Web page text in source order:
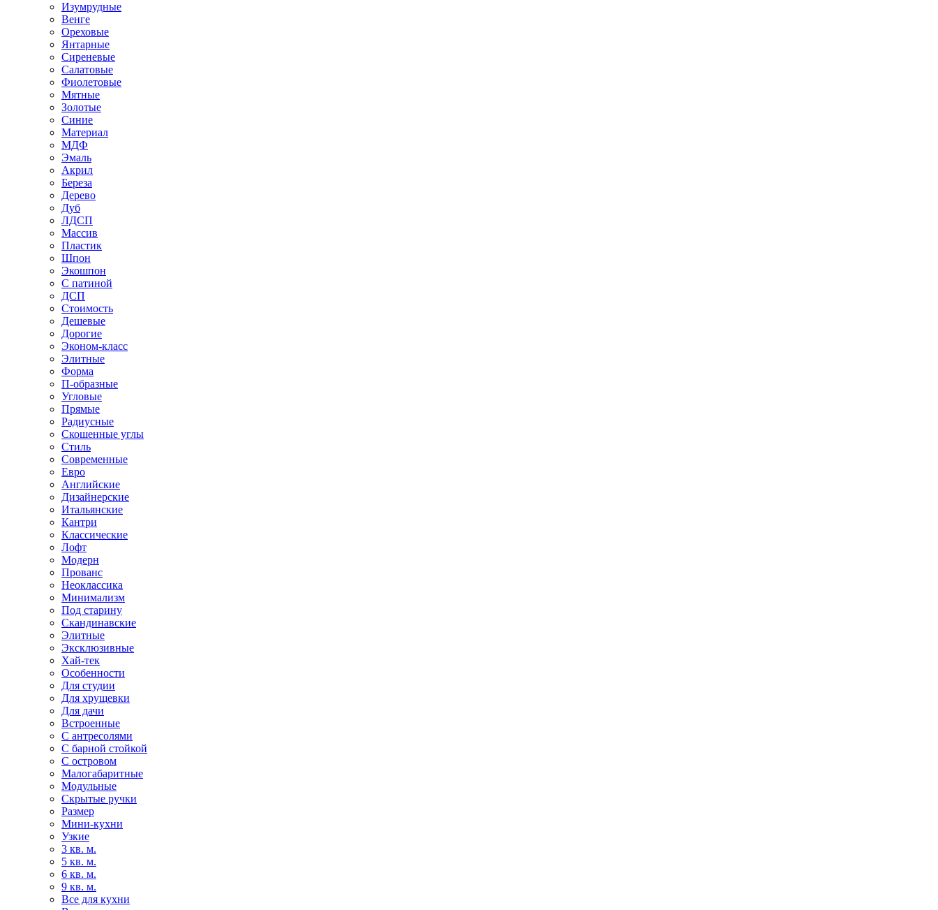
Изумрудные
Венге
Ореховые
Янтарные
Сиреневые
Салатовые
Фиолетовые
Мятные
Золотые
Синие
Материал
МДФ
Эмаль
Акрил
Береза
Дерево
Дуб
ЛДСП
Массив
Пластик
Шпон
Экошпон
С патиной
ДСП
Стоимость
Дешевые
Дорогие
Эконом-класс
Элитные
Форма
П-образные
Угловые
Прямые
Радиусные
Скошенные углы
Стиль
Современные
Евро
Английские
Дизайнерские
Итальянские
Кантри
Классические
Лофт
Модерн
Прованс
Неоклассика
Минимализм
Под старину
Скандинавские
Элитные
Эксклюзивные
Хай-тек
Особенности
Для студии
Для хрущевки
Для дачи
Встроенные
С антресолями
С барной стойкой
С островом
Малогабаритные
Модульные
Скрытые ручки
Размер
Мини-кухни
Узкие
3 кв. м.
5 кв. м.
6 кв. м.
9 кв. м.
Все для кухни